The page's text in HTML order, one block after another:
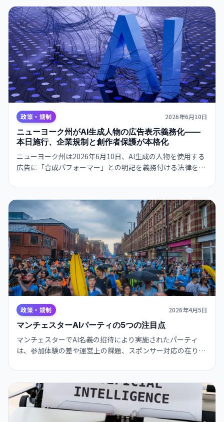
政策・規制 2026年6月10日
ニューヨーク州がAI生成人物の広告表示義務化——
本日施行、企業規制と創作者保護が本格化
ニューヨーク州は2026年6月10日、AI生成の人物を使用する
広告に「合成パフォーマー」との明記を義務付ける法律を施
内で本格化します。
政策・規制 2026年4月5日
マンチェスターAIパーティの5つの注目点
マンチェスターでAI名義の招待により実施されたパーティ
は、参加体験の差や運営上の課題、スポンサー対応の在り方
になりました。